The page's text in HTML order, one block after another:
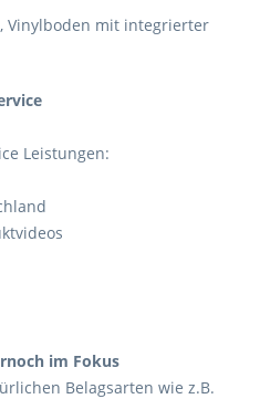
, Vinylboden mit integrierter
Leistungen:
im Fokus
Belagsarten wie z.B.